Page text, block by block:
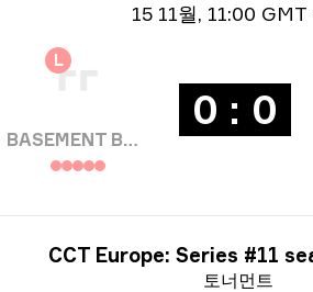
15 11월, 11:00
L
BASEMENT BOYS
0 : 0
토너먼트
CCT Europe: Series #11